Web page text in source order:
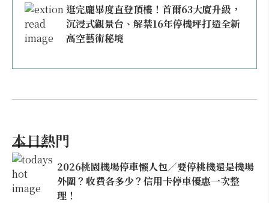
逛完龐畢度直登頂樓！首爾63大廈升級，
沉浸式觀景台、解禁16年停機坪打造全新
高空藝術秘境
本日熱門
2026桃園機場停車懶人包／要停桃機還是機場
外圍？收費各多少？信用卡停車優惠一次整
理！